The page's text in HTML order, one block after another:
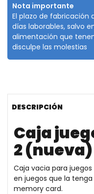
Nota importante
El plazo de fabricación
días laborables, salvo
alimentación que
disculpe las molestias
DESCRIPCIÓN
Caja
2 (nueva)
Caja vacia para
en juegos que la
memory card.